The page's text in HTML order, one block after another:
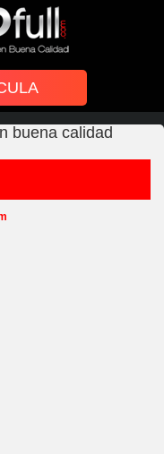
buena calidad